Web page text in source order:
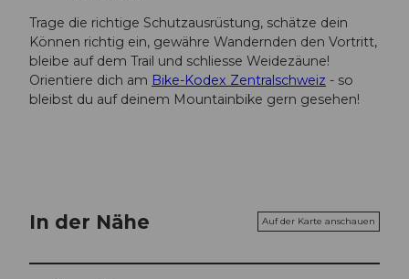
Trage die richtige Schutzausrüstung, schätze dein
Können richtig ein, gewähre Wandernden den Vortritt,
bleibe auf dem Trail und schliesse Weidezäune!
Orientiere dich am Bike-Kodex Zentralschweiz - so
bleibst du auf deinem Mountainbike gern gesehen!
In der Nähe Auf der Karte anschauen